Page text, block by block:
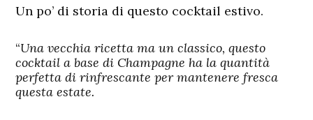
Un po’ di storia di questo cocktail estivo.
“Una vecchia ricetta ma un classico, questo
cocktail a base di Champagne ha la quantità
perfetta di rinfrescante per mantenere fresca
questa estate.